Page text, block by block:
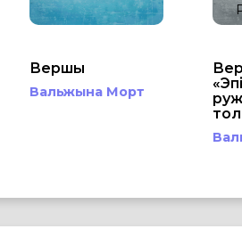
Вершы
Вальжына Морт